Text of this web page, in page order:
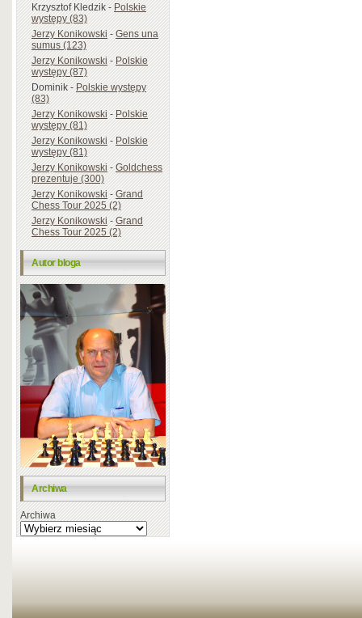
Krzysztof Kledzik-Polskie
występy (83)
Jerzy Konikowski-Gens una
sumus (123)
Jerzy Konikowski-Polskie
występy (87)
Dominik-Polskie występy
(83)
Jerzy Konikowski-Polskie
występy (81)
Jerzy Konikowski-Polskie
występy (81)
Jerzy Konikowski-Goldchess
prezentuje (300)
Jerzy Konikowski-Grand
Chess Tour 2025 (2)
Jerzy Konikowski-Grand
Chess Tour 2025 (2)
Autor bloga
Archiwa
Archiwa